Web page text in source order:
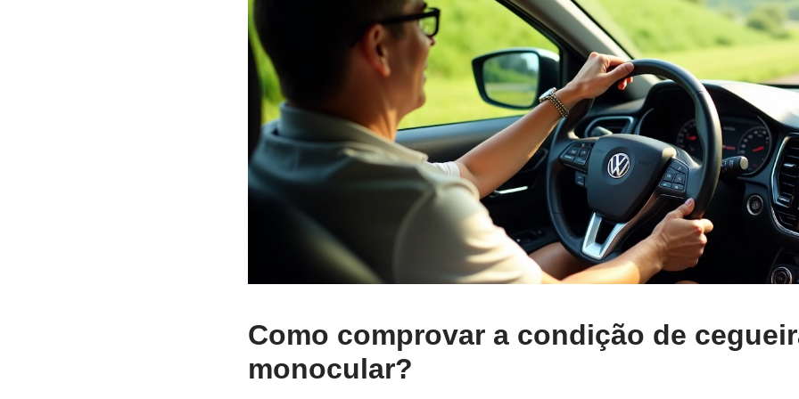
Como comprovar a condição de
monocular?